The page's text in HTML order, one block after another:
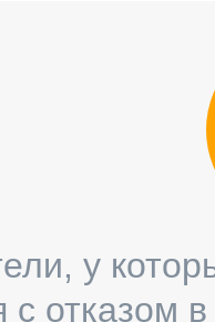
у
с отказом